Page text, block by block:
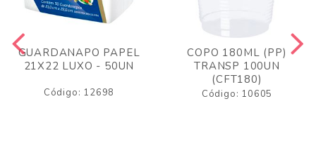
GUARDANAPO PAPEL
21X22 LUXO - 50UN
Código: 12698
COPO 180ML (PP)
TRANSP 100UN
(CFT180)
Código: 10605